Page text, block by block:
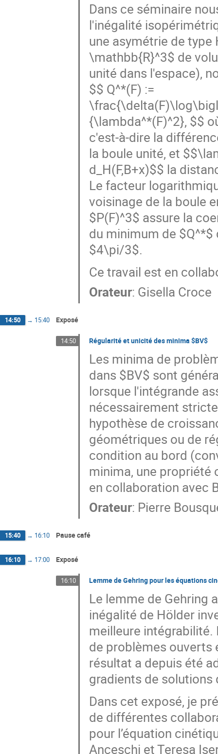
Dans ce séminaire
l'inégalité
une asymétrie de
\mathbb{R}^3$ de
unité dans l'espace),
$$ Q^*(F) :=
{\lambda^*(F)^2}, $$
c'est-à-dire la
la boule unité, et
d_H(F,B+x)$$ la
Le facteur
voisinage de la boule
$P(F)^3$ assure la
du minimum de
$4\pi/3$.
Ce travail est en
Orateur: Gisella Croce
14:50 → 15:40 Exposé
14:50 Régularité et unicité des minima $BV$
Les minima de
dans $BV$ sont
lorsque l'intégrande
nécessairement
hypothèse de
géométriques ou de
condition au bord
minima, une propriété
en collaboration avec
Orateur: Pierre
15:40 → 16:10 Pause café
16:10 → 17:00 Exposé
16:10 Lemme de Gehring pour les équations
Le lemme de Gehring
inégalité de Hölder
meilleure intégrabilité.
de problèmes ouverts
résultat a depuis été
gradients de solutions
Dans cet exposé, je
de différentes
pour l’équation
Anceschi et Teresa